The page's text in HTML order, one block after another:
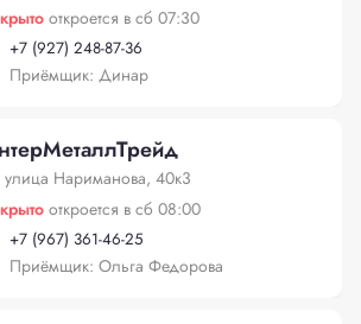
откроется в сб 07:30
+7 (927) 248-87-36
Приёмщик: Динар
улица Нариманова, 40к3
откроется в сб 08:00
+7 (967) 361-46-25
Приёмщик: Ольга Федорова